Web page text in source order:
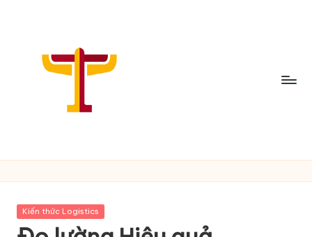
C
h
i
a
Posted
Kiến thức Logistics